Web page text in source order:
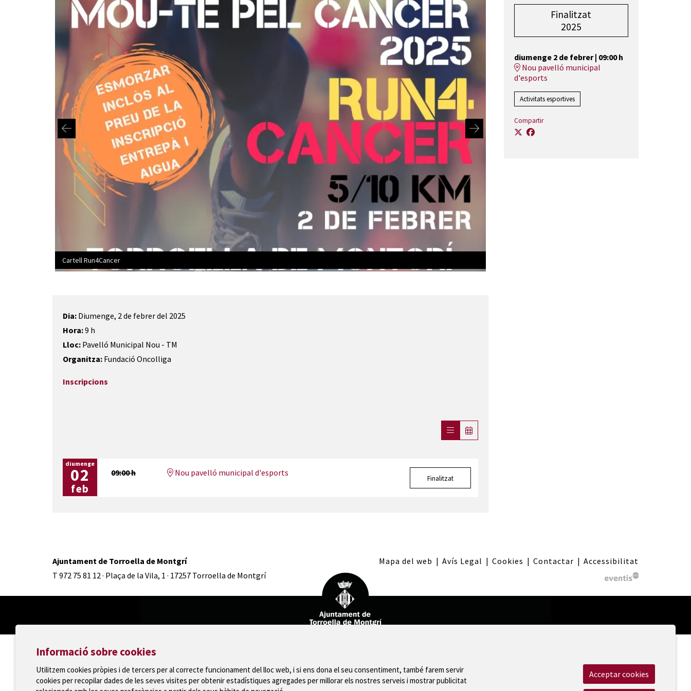
Cartell Run4Cancer
Dia: Diumenge, 2 de febrer del 2025
Hora:9 h
Lloc: Pavelló Municipal Nou - TM
Organitza: Fundació Oncolliga
Inscripcions
diumenge
02
feb
09:00 h Nou pavelló municipal d'esports
Finalitzat
Finalitzat
2025
diumenge 2 de febrer| 09:00 h
Nou pavelló municipal
d'esports
Activitats esportives
Compartir
Ajuntament de Torroella de Montgrí
T 972 75 81 12 · Plaça de la Vila, 1 · 17257 Torroella de Montgrí
Mapa del web | Avís Legal | Cookies | Contactar | Accessibilitat
Informació sobre cookies
Utilitzem cookies pròpies i de tercers per al correcte funcionament del lloc web, i si ens dona el seu consentiment, també farem servir
cookies per recopilar dades de les seves visites per obtenir estadístiques agregades per millorar els nostres serveis i mostrar publicitat
Acceptar cookies